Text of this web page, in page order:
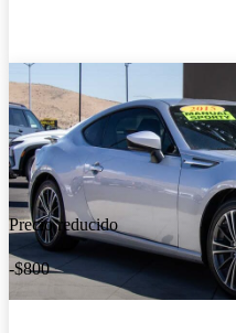
Precio reducido
-$800